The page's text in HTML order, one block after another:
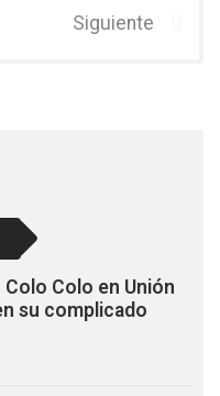
Siguiente
Colo en Unión
su complicado